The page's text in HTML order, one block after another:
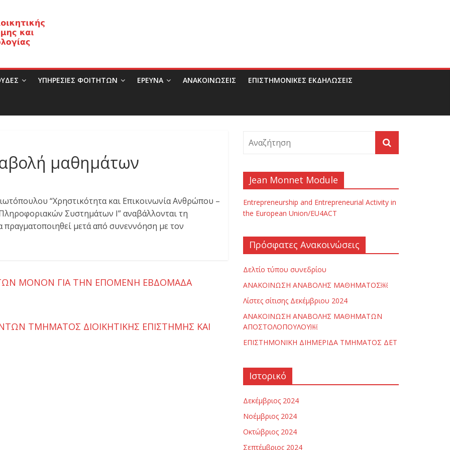
ΥΠΗΡΕΣΙΕΣ ΦΟΙΤΗΤΩΝ ΈΡΕΥΝΑ ΑΝΑΚΟΙΝΩΣΕΙΣ ΕΠΙΣΤΗΜΟΝΙΚΕΣ ΕΚΔΗΛΩΣΕΙΣ
μαθημάτων
“Χρηστικότητα και Επικοινωνία Ανθρώπου –
Συστημάτων Ι” αναβάλλονται τη
μετά από συνεννόηση με τον
ΜΟΝΟΝ ΓΙΑ ΤΗΝ ΕΠΟΜΕΝΗ ΕΒΔΟΜΑΔΑ
ΤΜΗΜΑΤΟΣ ΔΙΟΙΚΗΤΙΚΗΣ ΕΠΙΣΤΗΜΗΣ ΚΑΙ
Jean Monnet Module
Entrepreneurship and Entrepreneurial Activity in
the European Union/EU4ACT
Πρόσφατες Ανακοινώσεις
Δελτίο τύπου συνεδρίου
ΑΝΑΚΟΙΝΩΣΗ ΑΝΑΒΟΛΗΣ ΜΑΘΗΜΑΤΟΣ￼
Λίστες σίτισης Δεκέμβριου 2024
ΑΝΑΚΟΙΝΩΣΗ ΑΝΑΒΟΛΗΣ ΜΑΘΗΜΑΤΩΝ
ΑΠΟΣΤΟΛΟΠΟΥΛΟΥ￼
ΕΠΙΣΤΗΜΟΝΙΚΗ ΔΙΗΜΕΡΙΔΑ ΤΜΗΜΑΤΟΣ ΔΕΤ
Ιστορικό
Δεκέμβριος 2024
Νοέμβριος 2024
Οκτώβριος 2024
Σεπτέμβριος 2024